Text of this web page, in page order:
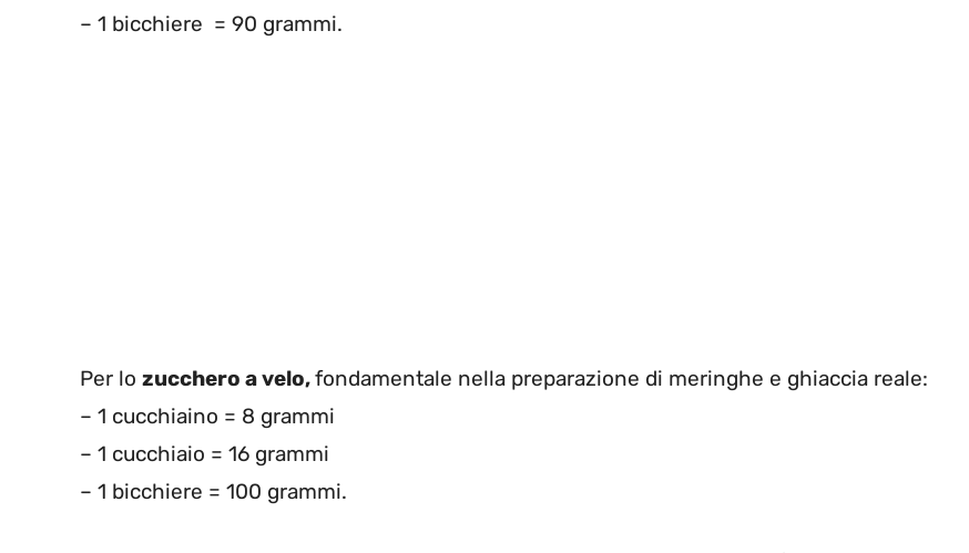
– 1 bicchiere = 90 grammi.
Per lo zucchero a velo,fondamentale nella preparazione di meringhe e ghiaccia reale:
– 1 cucchiaino = 8 grammi
– 1 cucchiaio = 16 grammi
– 1 bicchiere = 100 grammi.